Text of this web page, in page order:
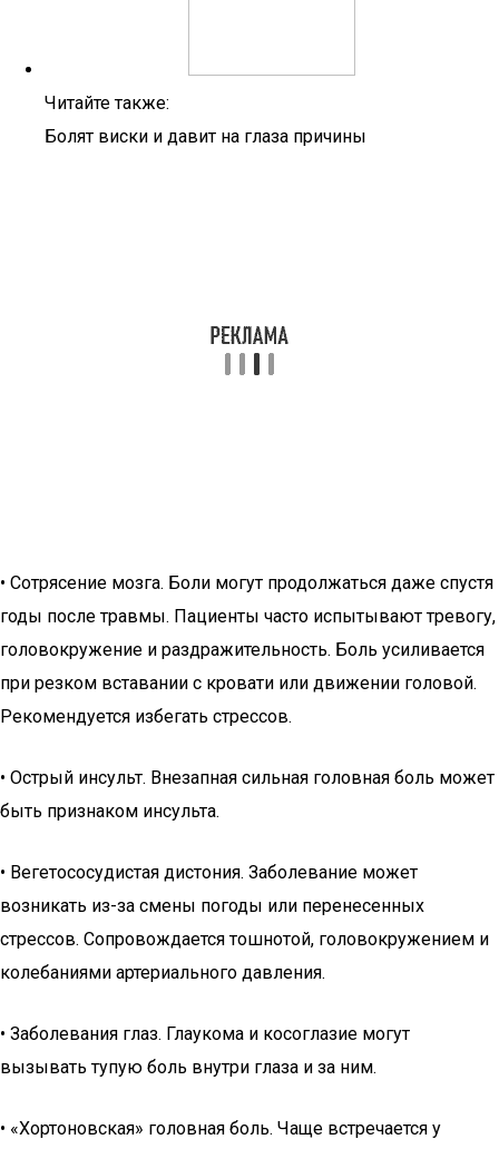
Читайте также:
Болят виски и давит на глаза причины
• Сотрясение мозга. Боли могут продолжаться даже спустя
годы после травмы. Пациенты часто испытывают тревогу,
головокружение и раздражительность. Боль усиливается
при резком вставании с кровати или движении головой.
Рекомендуется избегать стрессов.
• Острый инсульт. Внезапная сильная головная боль может
быть признаком инсульта.
• Вегетососудистая дистония. Заболевание может
возникать из-за смены погоды или перенесенных
стрессов. Сопровождается тошнотой, головокружением и
колебаниями артериального давления.
• Заболевания глаз. Глаукома и косоглазие могут
вызывать тупую боль внутри глаза и за ним.
• «Хортоновская» головная боль. Чаще встречается у